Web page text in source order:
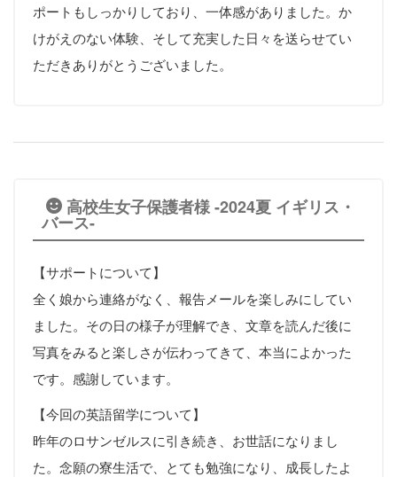
ポートもしっかりしており、一体感がありました。か
けがえのない体験、そして充実した日々を送らせてい
ただきありがとうございました。
高校生女子保護者様 -2024夏 イギリス・
バース-
【サポートについて】
全く娘から連絡がなく、報告メールを楽しみにしてい
ました。その日の様子が理解でき、文章を読んだ後に
写真をみると楽しさが伝わってきて、本当によかった
です。感謝しています。
【今回の英語留学について】
昨年のロサンゼルスに引き続き、お世話になりまし
た。念願の寮生活で、とても勉強になり、成長したよ